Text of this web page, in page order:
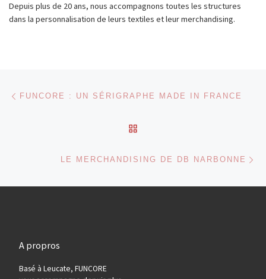
Depuis plus de 20 ans, nous accompagnons toutes les structures
dans la personnalisation de leurs textiles et leur merchandising.
Parcourir les articles
FUNCORE : UN SÉRIGRAPHE MADE IN FRANCE
LE MERCHANDISING DE DB NARBONNE
A propros
Basé à Leucate, FUNCORE